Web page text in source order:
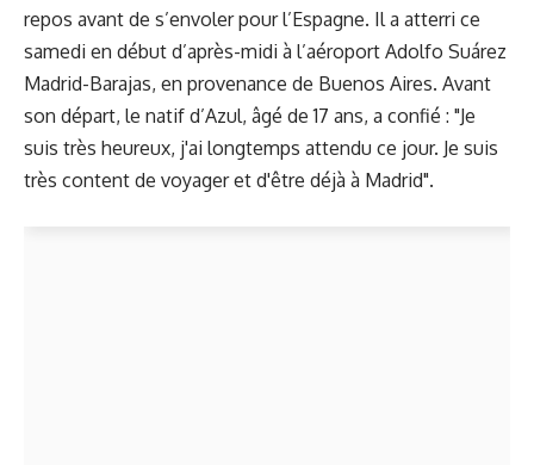
repos avant de s’envoler pour l’Espagne. Il a atterri ce
samedi en début d’après-midi à l’aéroport Adolfo Suárez
Madrid-Barajas, en provenance de Buenos Aires. Avant
son départ, le natif d’Azul, âgé de 17 ans, a confié : "Je
suis très heureux, j'ai longtemps attendu ce jour. Je suis
très content de voyager et d'être déjà à Madrid".